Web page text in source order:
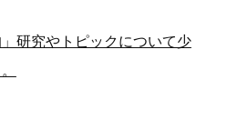
研究やトピックについて少